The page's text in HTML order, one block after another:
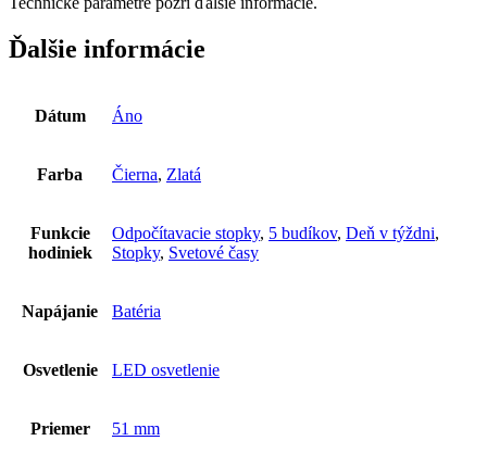
Ďalšie informácie
Dátum Áno
Farba Čierna, Zlatá
Funkcie
hodiniek
Odpočítavacie stopky, 5 budíkov, Deň v týždni,
Stopky, Svetové časy
Napájanie Batéria
Osvetlenie LED osvetlenie
Priemer 51 mm